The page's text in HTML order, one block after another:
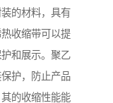
的材料，具有
收缩带可以提
和展示。聚乙
护，防止产品
的收缩性能能